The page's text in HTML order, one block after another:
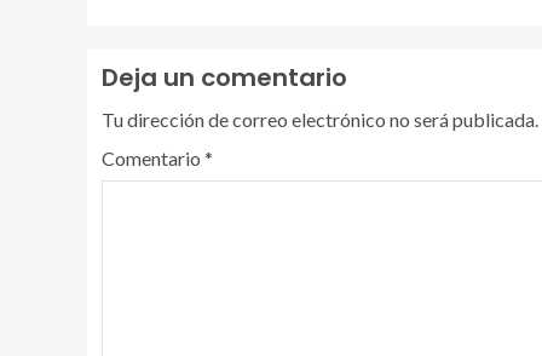
Deja un comentario
Tu dirección de correo electrónico no será publicada.
Comentario *